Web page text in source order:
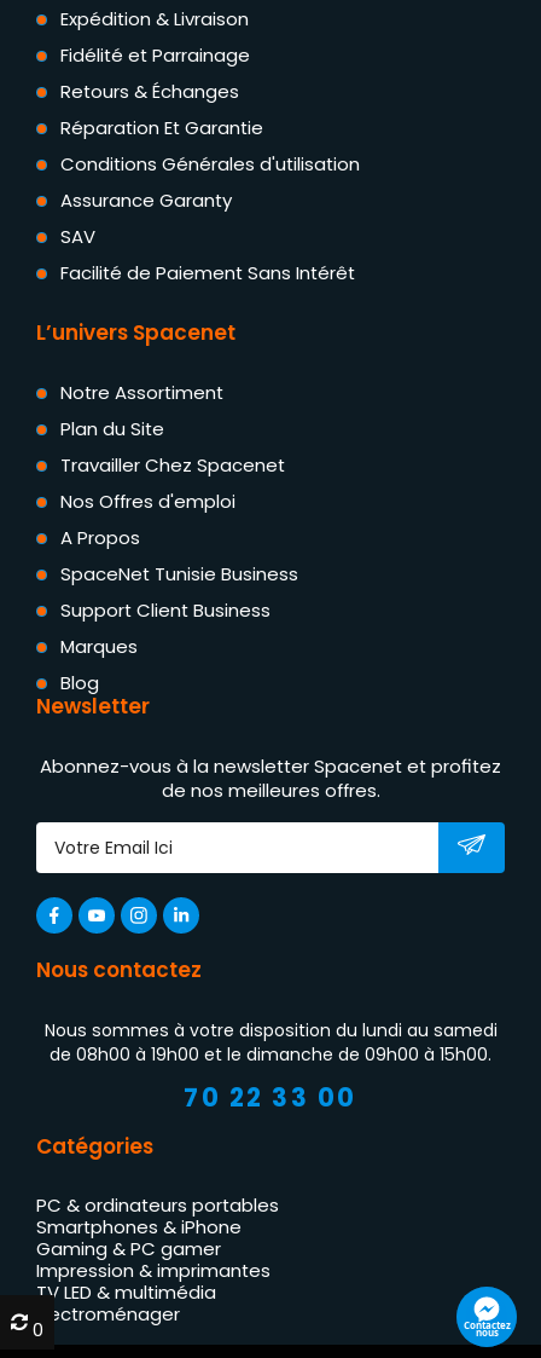
Expédition & Livraison
Fidélité et Parrainage
Retours & Échanges
Réparation Et Garantie
Conditions Générales d'utilisation
Assurance Garanty
SAV
Facilité de Paiement Sans Intérêt
L’univers Spacenet
Notre Assortiment
Plan du Site
Travailler Chez Spacenet
Nos Offres d'emploi
A Propos
SpaceNet Tunisie Business
Support Client Business
Marques
Blog
Newsletter
Abonnez-vous à la newsletter Spacenet et profitez
de nos meilleures offres.
Nous contactez
Nous sommes à votre disposition du lundi au samedi
de 08h00 à 19h00 et le dimanche de 09h00 à 15h00.
70 22 33 00
Catégories
PC & ordinateurs portables
Smartphones & iPhone
Gaming & PC gamer
Impression & imprimantes
TV LED & multimédia
Électroménager
Contactez
nous
0
0